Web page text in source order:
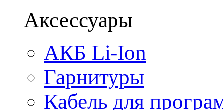
Аксессуары
АКБ Li-Ion
Гарнитуры
Кабель для